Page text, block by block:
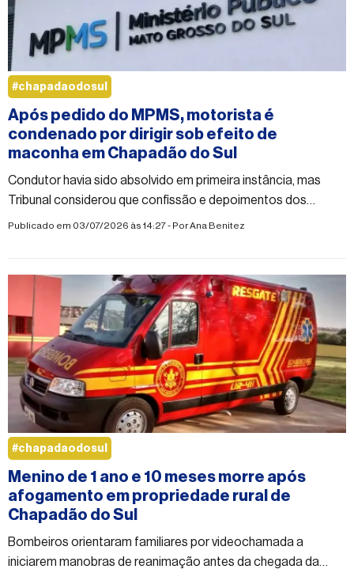
Após pedido do MPMS, motorista é
condenado por dirigir sob efeito de
maconha em Chapadão do Sul
Condutor havia sido absolvido em primeira instância, mas
Tribunal considerou que confissão e depoimentos dos
policiais comprovam que ele colocou a segurança no trânsito
Publicado em 03/07/2026 às 14:27 - PorAna Benitez
#chapadaodosul
Menino de 1 ano e 10 meses morre após
afogamento em propriedade rural de
Chapadão do Sul
Bombeiros orientaram familiares por videochamada a
iniciarem manobras de reanimação antes da chegada da
#chapadaodosul